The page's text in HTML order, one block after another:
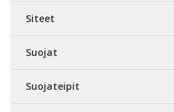
Siteet
Suojat
Suojateipit